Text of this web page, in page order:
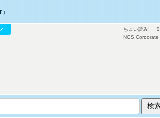
ちょい読み!
NGS Corporate